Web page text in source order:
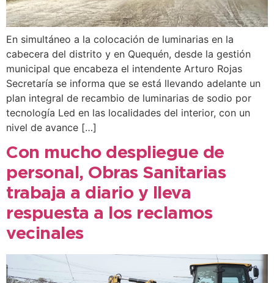
En simultáneo a la colocación de luminarias en la
cabecera del distrito y en Quequén, desde la gestión
municipal que encabeza el intendente Arturo Rojas
Secretaría se informa que se está llevando adelante un
plan integral de recambio de luminarias de sodio por
tecnología Led en las localidades del interior, con un
nivel de avance […]
Con mucho despliegue de
personal, Obras Sanitarias
trabaja a diario y lleva
respuesta a los reclamos
vecinales